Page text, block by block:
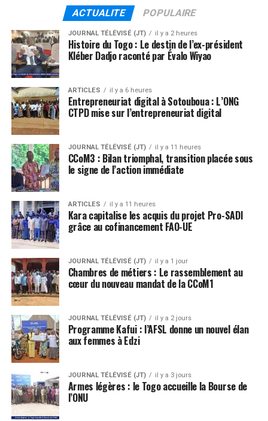
ACTUALITE POPULAIRE
JOURNAL TÉLÉVISÉ (JT) il y a 2 heures
Histoire du Togo : Le destin de l’ex-président
Kléber Dadjo raconté par Évalo Wiyao
ARTICLES il y a 6 heures
Entrepreneuriat digital à Sotouboua : L’ONG
CTPD mise sur l’entrepreneuriat digital
JOURNAL TÉLÉVISÉ (JT) il y a 11 heures
CCoM3 : Bilan triomphal, transition placée sous
le signe de l’action immédiate
ARTICLES il y a 11 heures
Kara capitalise les acquis du projet Pro-SADI
grâce au cofinancement FAO-UE
JOURNAL TÉLÉVISÉ (JT) il y a 1 jour
Chambres de métiers : Le rassemblement au
cœur du nouveau mandat de la CCoM1
JOURNAL TÉLÉVISÉ (JT) il y a 2 jours
Programme Kafui : l’AFSL donne un nouvel élan
aux femmes à Edzi
JOURNAL TÉLÉVISÉ (JT) il y a 3 jours
Armes légères : le Togo accueille la Bourse de
l’ONU